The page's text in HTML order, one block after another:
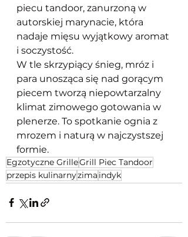
piecu tandoor, zanurzoną w
autorskiej marynacie, która
nadaje mięsu wyjątkowy aromat
i soczystość.
W tle skrzypiący śnieg, mróz i
para unosząca się nad gorącym
piecem tworzą niepowtarzalny
klimat zimowego gotowania w
plenerze. To spotkanie ognia z
mrozem i naturą w najczystszej
formie.
Egzotyczne GrilleGrill Piec Tandoor
przepis kulinarnyzima indyk